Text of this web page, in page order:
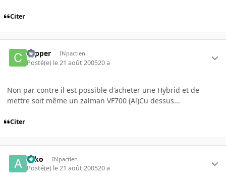
Citer
copper INpactien
Posté(e) le 21 août 200520 a
Non par contre il est possible d'acheter une Hybrid et de
mettre soit même un zalman VF700 (Al)Cu dessus...
Citer
asko INpactien
Posté(e) le 21 août 200520 a